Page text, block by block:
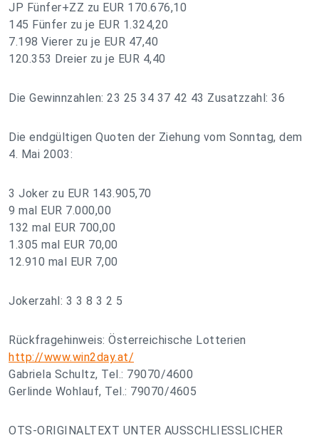
JP Fünfer+ZZ zu EUR 170.676,10
145 Fünfer zu je EUR 1.324,20
7.198 Vierer zu je EUR 47,40
120.353 Dreier zu je EUR 4,40
Die Gewinnzahlen: 23 25 34 37 42 43 Zusatzzahl: 36
Die endgültigen Quoten der Ziehung vom Sonntag, dem
4. Mai 2003:
3 Joker zu EUR 143.905,70
9 mal EUR 7.000,00
132 mal EUR 700,00
1.305 mal EUR 70,00
12.910 mal EUR 7,00
Jokerzahl: 3 3 8 3 2 5
Rückfragehinweis: Österreichische Lotterien
http://www.win2day.at/
Gabriela Schultz, Tel.: 79070/4600
Gerlinde Wohlauf, Tel.: 79070/4605
OTS-ORIGINALTEXT UNTER AUSSCHLIESSLICHER